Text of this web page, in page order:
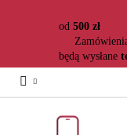
od 500 zł
Zamówienia
będą wysłane